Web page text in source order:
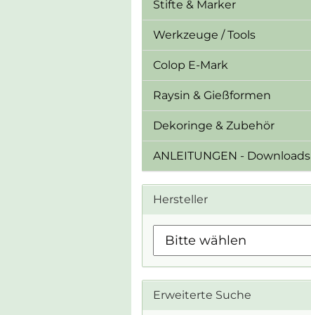
Stifte & Marker
Werkzeuge / Tools
Colop E-Mark
Raysin & Gießformen
Dekoringe & Zubehör
ANLEITUNGEN - Downloads
Hersteller
Erweiterte Suche